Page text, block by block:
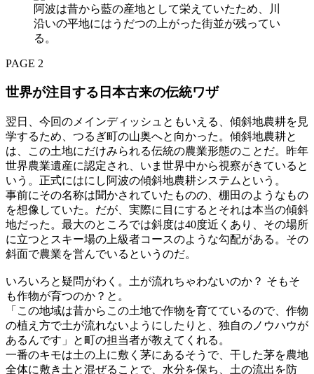
阿波は昔から藍の産地として栄えていたため、川
沿いの平地にはうだつの上がった街並が残ってい
る。
PAGE 2
世界が注目する日本古来の伝統ワザ
翌日、今回のメインディッシュともいえる、傾斜地農耕を見
学するため、つるぎ町の山奥へと向かった。傾斜地農耕と
は、この土地にだけみられる伝統の農業形態のことだ。昨年
世界農業遺産に認定され、いま世界中から視察がきていると
いう。正式にはにし阿波の傾斜地農耕システムという。
事前にその名称は聞かされていたものの、棚田のようなもの
を想像していた。だが、実際に目にするとそれは本当の傾斜
地だった。最大のところでは斜度は40度近くあり、その場所
に立つとスキー場の上級者コースのような勾配がある。その
斜面で農業を営んでいるというのだ。
いろいろと疑問がわく。土が流れちゃわないのか？ そもそ
も作物が育つのか？と。
「この地域は昔からこの土地で作物を育てているので、作物
の植え方で土が流れないようにしたりと、独自のノウハウが
あるんです」と町の担当者が教えてくれる。
一番のキモは土の上に敷く茅にあるそうで、干した茅を農地
全体に敷き土と混ぜることで、水分を保ち、土の流出を防